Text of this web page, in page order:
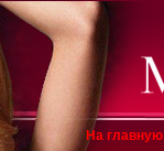
На главную